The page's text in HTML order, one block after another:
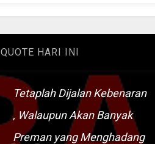
QUOTE HARI INI
Tetaplah Dijalan Kebenaran
, Walaupun Akan Banyak
Preman yang Menghadang